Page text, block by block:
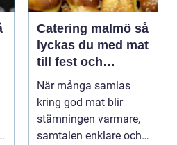
Catering malmö så
lyckas du med mat
till fest och
företagsevent
När många samlas
kring god mat blir
stämningen varmare,
samtalen enklare och